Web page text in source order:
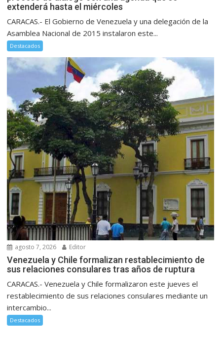
extenderá hasta el miércoles
CARACAS.- El Gobierno de Venezuela y una delegación de la
Asamblea Nacional de 2015 instalaron este...
Destacados
agosto 7, 2026 Editor
Venezuela y Chile formalizan restablecimiento de
sus relaciones consulares tras años de ruptura
CARACAS.- Venezuela y Chile formalizaron este jueves el
restablecimiento de sus relaciones consulares mediante un
intercambio...
Destacados